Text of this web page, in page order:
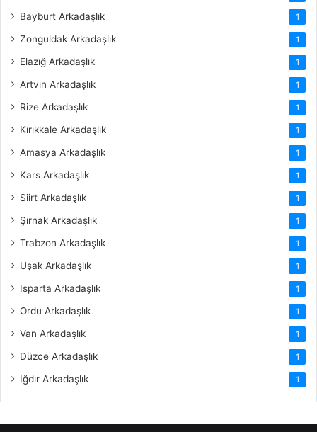
Bayburt Arkadaşlık 1
Zonguldak Arkadaşlık 1
Elazığ Arkadaşlık 1
Artvin Arkadaşlık 1
Rize Arkadaşlık 1
Kırıkkale Arkadaşlık 1
Amasya Arkadaşlık 1
Kars Arkadaşlık 1
Siirt Arkadaşlık 1
Şırnak Arkadaşlık 1
Trabzon Arkadaşlık 1
Uşak Arkadaşlık 1
Isparta Arkadaşlık 1
Ordu Arkadaşlık 1
Van Arkadaşlık 1
Düzce Arkadaşlık 1
Iğdır Arkadaşlık 1